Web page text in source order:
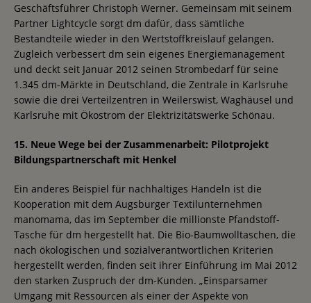
Geschäftsführer Christoph Werner. Gemeinsam mit seinem
Partner Lightcycle sorgt dm dafür, dass sämtliche
Bestandteile wieder in den Wertstoffkreislauf gelangen.
Zugleich verbessert dm sein eigenes Energiemanagement
und deckt seit Januar 2012 seinen Strombedarf für seine
1.345 dm-Märkte in Deutschland, die Zentrale in Karlsruhe
sowie die drei Verteilzentren in Weilerswist, Waghäusel und
Karlsruhe mit Ökostrom der Elektrizitätswerke Schönau.
15. Neue Wege bei der Zusammenarbeit: Pilotprojekt
Bildungspartnerschaft mit Henkel
Ein anderes Beispiel für nachhaltiges Handeln ist die
Kooperation mit dem Augsburger Textilunternehmen
manomama, das im September die millionste Pfandstoff-
Tasche für dm hergestellt hat. Die Bio-Baumwolltaschen, die
nach ökologischen und sozialverantwortlichen Kriterien
hergestellt werden, finden seit ihrer Einführung im Mai 2012
den starken Zuspruch der dm-Kunden. „Einsparsamer
Umgang mit Ressourcen als einer der Aspekte von